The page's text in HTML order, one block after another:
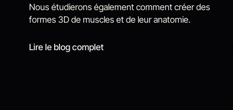
Nous étudierons également comment créer des
formes 3D de muscles et de leur anatomie.
Lire le blog complet